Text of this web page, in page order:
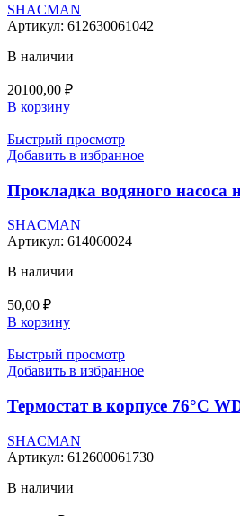
SHACMAN
Артикул: 612630061042
В наличии
20100,00 ₽
В корзину
Быстрый просмотр
Добавить в избранное
Прокладка водяного насоса
SHACMAN
Артикул: 614060024
В наличии
50,00 ₽
В корзину
Быстрый просмотр
Добавить в избранное
Термостат в корпусе 76°С
SHACMAN
Артикул: 612600061730
В наличии